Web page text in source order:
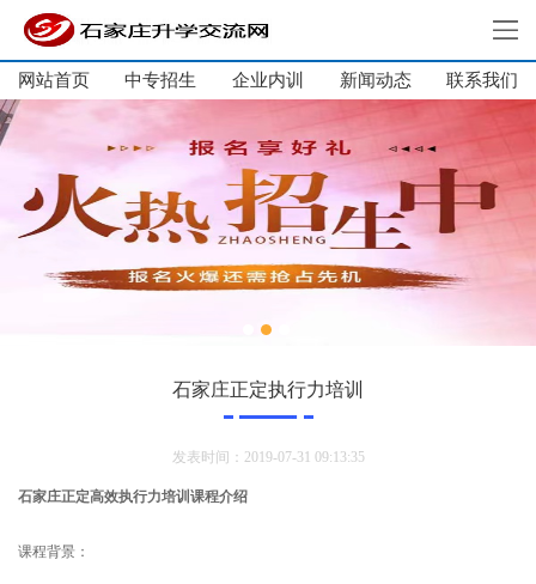
网站首页
大学生培训
单招集训
企业内训
新闻动态
网站首页 中专招生 企业内训 新闻动态 联系我们
石家庄正定执行力培训
发表时间：2019-07-31 09:13:35
石家庄正定高效执行力培训课程介绍
课程背景：